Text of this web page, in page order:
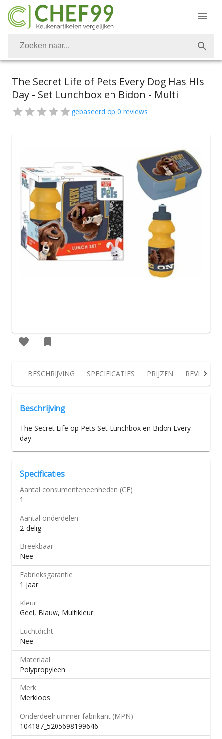
The Secret Life of Pets Every Dog Has HIs
Day - Set Lunchbox en Bidon - Multi
gebaseerd op 0 reviews
BESCHRIJVING SPECIFICATIES PRIJZEN REVIEWS
Beschrijving
The Secret Life op Pets Set Lunchbox en Bidon Every
day
Specificaties
Aantal consumenteneenheden (CE)
1
Aantal onderdelen
2-delig
Breekbaar
Nee
Fabrieksgarantie
1 jaar
Kleur
Geel, Blauw, Multikleur
Luchtdicht
Nee
Materiaal
Polypropyleen
Merk
Merkloos
Onderdeelnummer fabrikant (MPN)
104187_5205698199646